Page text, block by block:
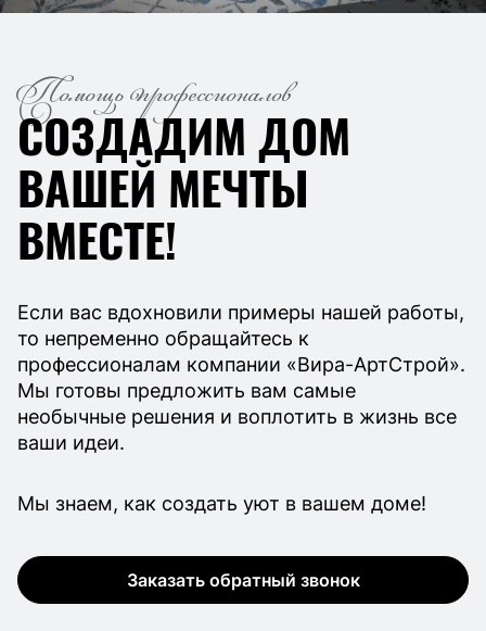
Помощь профессионалов
СОЗДАДИМ ДОМ
ВАШЕЙ МЕЧТЫ
ВМЕСТЕ!
Если вас вдохновили примеры нашей работы,
то непременно обращайтесь к
профессионалам компании «Вира-АртСтрой».
Мы готовы предложить вам самые
необычные решения и воплотить в жизнь все
ваши идеи.
Мы знаем, как создать уют в вашем доме!
Заказать обратный звонок